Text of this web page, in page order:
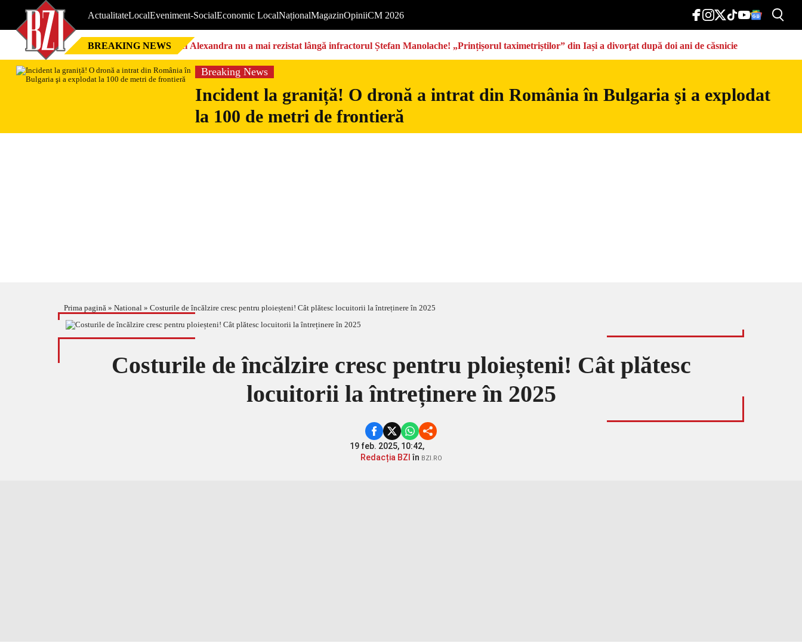
ActualitateLocalEveniment-SocialEconomic LocalNaționalMagazinOpiniiCM 2026
BREAKING NEWS Nici Alexandra nu a mai rezistat lângă infractorul Ștefan Manolache! „Prințișorul taximetriștilor” din Iași a divorţat după doi ani de căsnicie
Breaking News
Incident la graniță! O dronă a intrat din România în Bulgaria şi a explodat
la 100 de metri de frontieră
Prima pagină » National » Costurile de încălzire cresc pentru ploieșteni! Cât plătesc locuitorii la întreținere în 2025
Costurile de încălzire cresc pentru ploieșteni! Cât plătesc
locuitorii la întreținere în 2025
19 feb. 2025, 10:42,
Redacția BZI în BZI.RO